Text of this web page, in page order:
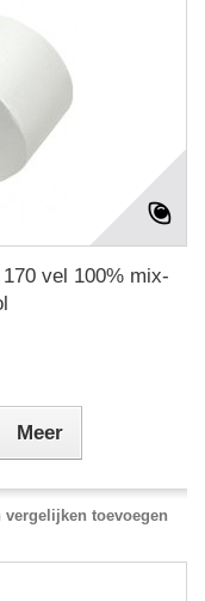
vel 100% mix-
Meer
vergelijken toevoegen